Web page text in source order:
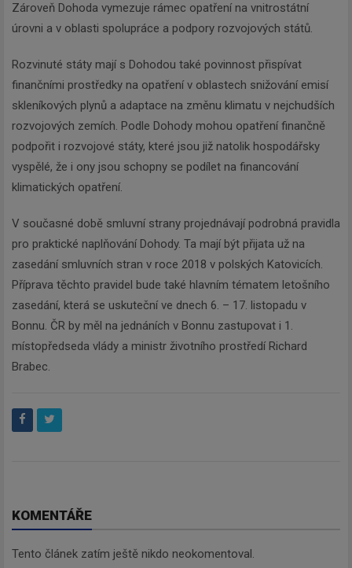
Zároveň Dohoda vymezuje rámec opatření na vnitrostátní
úrovni a v oblasti spolupráce a podpory rozvojových států.
Rozvinuté státy mají s Dohodou také povinnost přispívat
finančními prostředky na opatření v oblastech snižování emisí
skleníkových plynů a adaptace na změnu klimatu v nejchudších
rozvojových zemích. Podle Dohody mohou opatření finančně
podpořit i rozvojové státy, které jsou již natolik hospodářsky
vyspělé, že i ony jsou schopny se podílet na financování
klimatických opatření.
V současné době smluvní strany projednávají podrobná pravidla
pro praktické naplňování Dohody. Ta mají být přijata už na
zasedání smluvních stran v roce 2018 v polských Katovicích.
Příprava těchto pravidel bude také hlavním tématem letošního
zasedání, která se uskuteční ve dnech 6. – 17. listopadu v
Bonnu. ČR by měl na jednáních v Bonnu zastupovat i 1.
místopředseda vlády a ministr životního prostředí Richard
Brabec.
KOMENTÁŘE
Tento článek zatím ještě nikdo neokomentoval.